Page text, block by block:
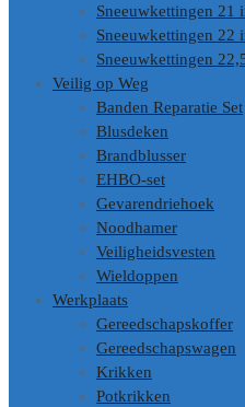
Sneeuwkettingen 21
Sneeuwkettingen 22
Sneeuwkettingen
Veilig op Weg
Banden Reparatie Set
Blusdeken
Brandblusser
EHBO-set
Gevarendriehoek
Noodhamer
Veiligheidsvesten
Wieldoppen
Werkplaats
Gereedschapskoffer
Gereedschapswagen
Krikken
Potkrikken